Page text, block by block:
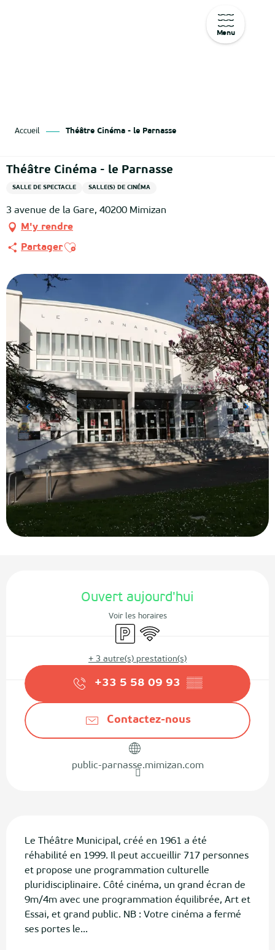
Menu
Accueil Théâtre Cinéma - le Parnasse
Théâtre Cinéma - le Parnasse
SALLE DE SPECTACLE SALLE(S) DE CINÉMA
3 avenue de la Gare, 40200 Mimizan
M'y rendre
PartagerAjouter aux favoris
Ouvert aujourd'hui
Voir les horaires
ParkingWiFi
+ 3 autre(s) prestation(s)
+33 5 58 09 93 ▒▒
Contactez-nous
public-parnasse.mimizan.com
Le Théâtre Municipal, créé en 1961 a été
réhabilité en 1999. Il peut accueillir 717 personnes
et propose une programmation culturelle
pluridisciplinaire. Côté cinéma, un grand écran de
9m/4m avec une programmation équilibrée, Art et
Essai, et grand public. NB : Votre cinéma a fermé
ses portes le...